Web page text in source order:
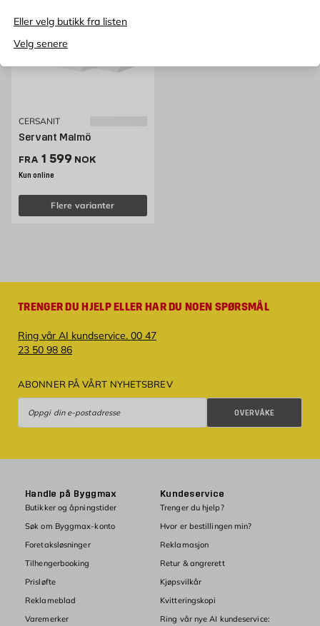
Eller velg butikk fra listen
Velg senere
CERSANIT
Servant Malmö
FRA Pris 1599 NOK /stk
1 599 NOK
Kun online
Flere varianter
TRENGER DU HJELP ELLER HAR DU NOEN SPØRSMÅL
Ring vår AI kundservice. 00 47
23 50 98 86
ABONNER PÅ VÅRT NYHETSBREV
OVERVÅKE
Handle på Byggmax
Butikker og åpningstider
Søk om Byggmax-konto
Foretaksløsninger
Tilhengerbooking
Prisløfte
Reklameblad
Varemerker
Kundeservice
Trenger du hjelp?
Hvor er bestillingen min?
Reklamasjon
Retur & angrerett
Kjøpsvilkår
Kvitteringskopi
Ring vår nye AI kundeservice: